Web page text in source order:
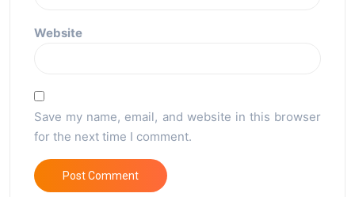
Website
Save my name, email, and website in this browser
for the next time I comment.